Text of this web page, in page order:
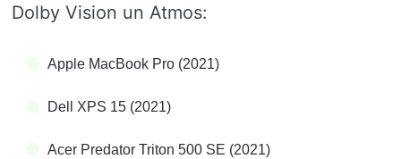
Dolby Vision un Atmos:
Apple MacBook Pro (2021)
Dell XPS 15 (2021)
Acer Predator Triton 500 SE (2021)